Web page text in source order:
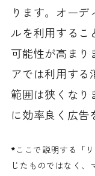
ります。オー
ルを利用するこ
可能性が高まり
アでは利用する
範囲は狭くなり
に効率良く広告
*ここで説明する「
じたものではなく